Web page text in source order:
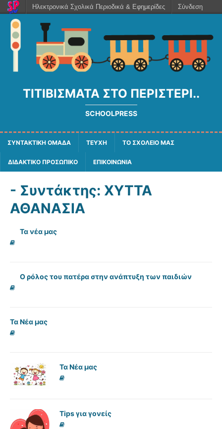
ΤΙΤΙΒΊΣΜΑΤΑ ΣΤΟ ΠΕΡΙΣΤΈΡΙ..
SCHOOLPRESS
ΣΥΝΤΑΚΤΙΚΗ ΟΜΑΔΑ ΤΕΥΧΗ ΤΟ ΣΧΟΛΕΙΟ ΜΑΣ
ΔΙΔΑΚΤΙΚΟ ΠΡΟΣΩΠΙΚΟ ΕΠΙΚΟΙΝΩΝΙΑ
- Συντάκτης: ΧΥΤΤΑ
ΑΘΑΝΑΣΙΑ
Τα νέα μας
Ο ρόλος του πατέρα στην ανάπτυξη των παιδιών
Τα Νέα μας
Τα Νέα μας
Tips για γονείς
Ηλεκτρονικά Σχολικά Περιοδικά & Εφημερίδες Σύνδεση